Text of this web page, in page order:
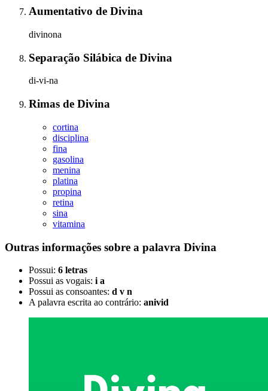
Aumentativo de Divina
divinona
Separação Silábica de Divina
di-vi-na
Rimas de Divina
cortina
disciplina
fina
gasolina
menina
platina
propina
retina
sina
vitamina
Outras informações sobre a palavra Divina
Possui: 6 letras
Possui as vogais: i a
Possui as consoantes: d v n
A palavra escrita ao contrário: anivid